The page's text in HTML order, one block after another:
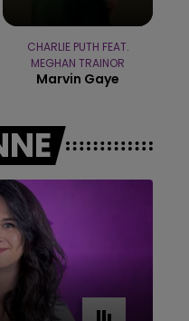
FM
CHARLIE PUTH FEAT.
MEGHAN TRAINOR
Marvin Gaye